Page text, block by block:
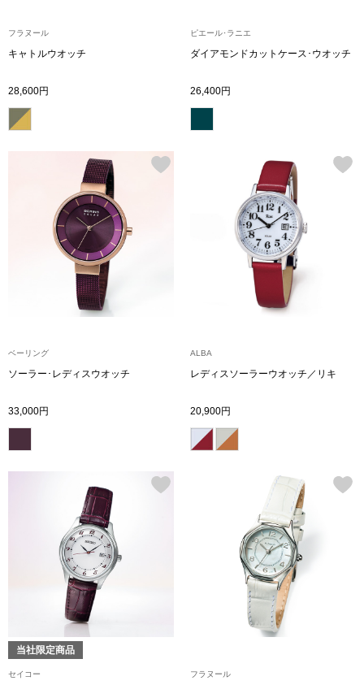
／チュニック
ダーウェア
アクセサリー
バッグ
ショルダーバ
ブリーフケース
クラッチバッグ
ボディバッグ
その他
シューズ
スリップオン
フラヌール
キャトルウオッチ
28,600円
ピエール･ラニエ
ダイアモンドカットケース･ウオッチ
26,400円
ベーリング
ソーラー･レディスウオッチ
33,000円
ALBA
レディスソーラーウオッチ／リキ
20,900円
当社限定商品
セイコー フラヌール